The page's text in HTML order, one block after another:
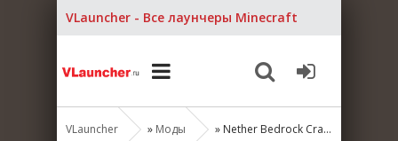
VLauncher - Все лаунчеры Minecraft
VLauncher » Моды » Nether Bedrock Cracker для Майнкрафт [1.21.11, 1.21.10, 1.21.9]